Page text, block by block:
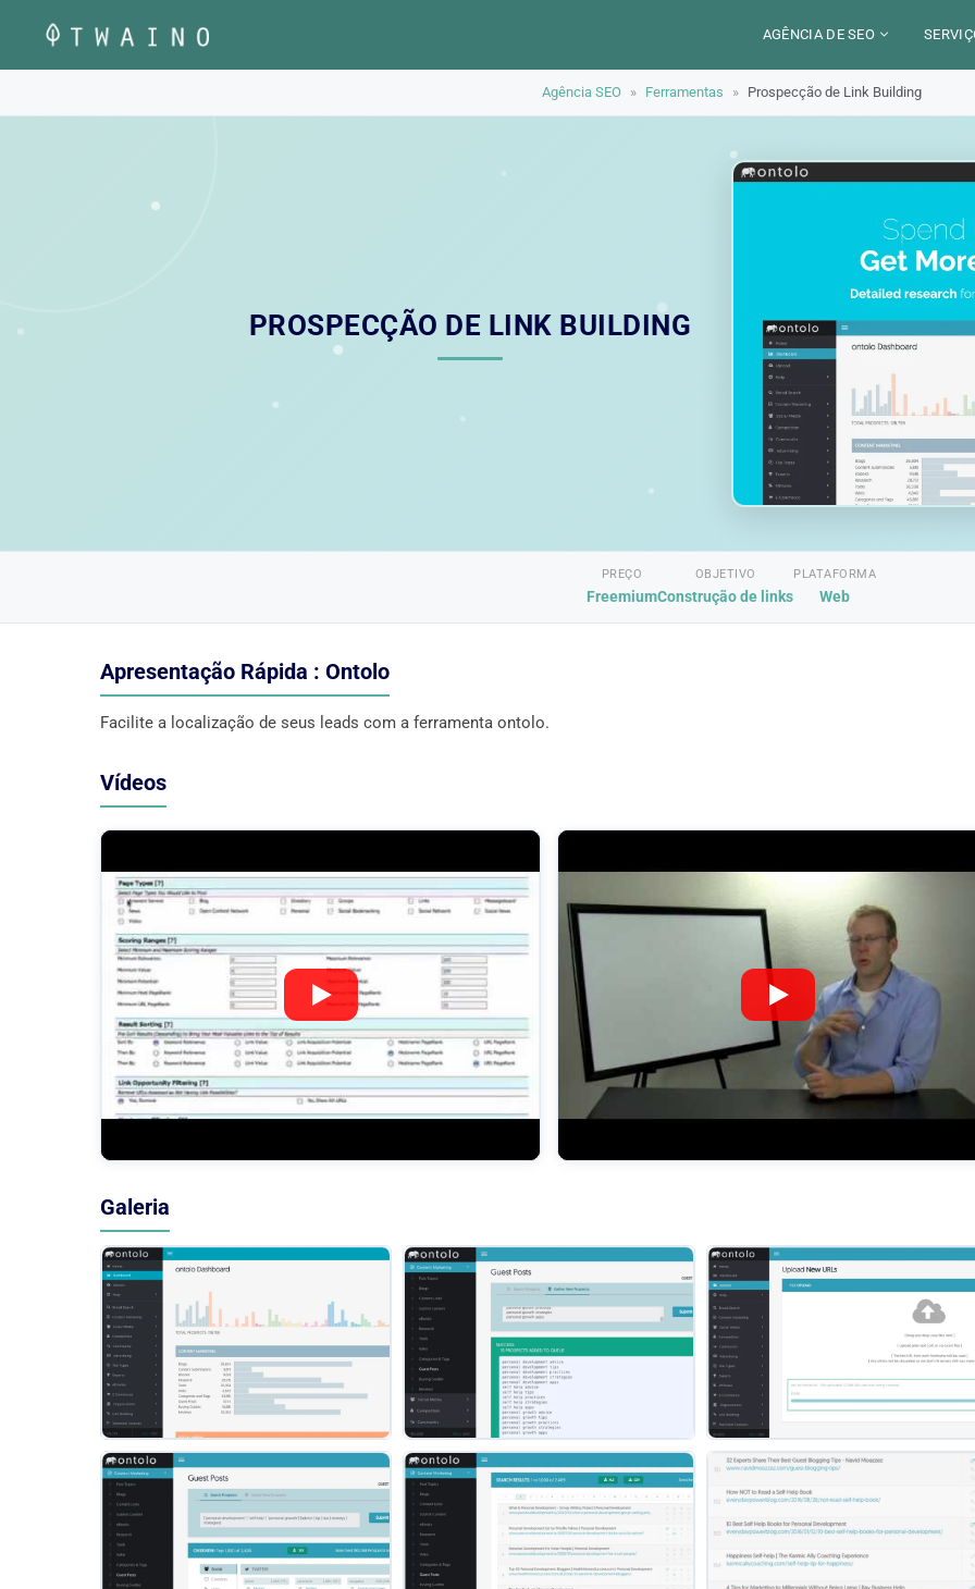
conteúdo
AGÊNCIA DE SEO
LOCALIZAÇÃO
ALEXANDRE MAROTEL
Agência SEO » Ferramentas » Prospecção de Link Building
PROSPECÇÃO DE LINK BUILDING
PREÇO
Freemium
OBJETIVO
Construção de links
PLATAFORMA
Web
Apresentação Rápida : Ontolo
Facilite a localização de seus leads com a ferramenta ontolo.
Vídeos
Galeria